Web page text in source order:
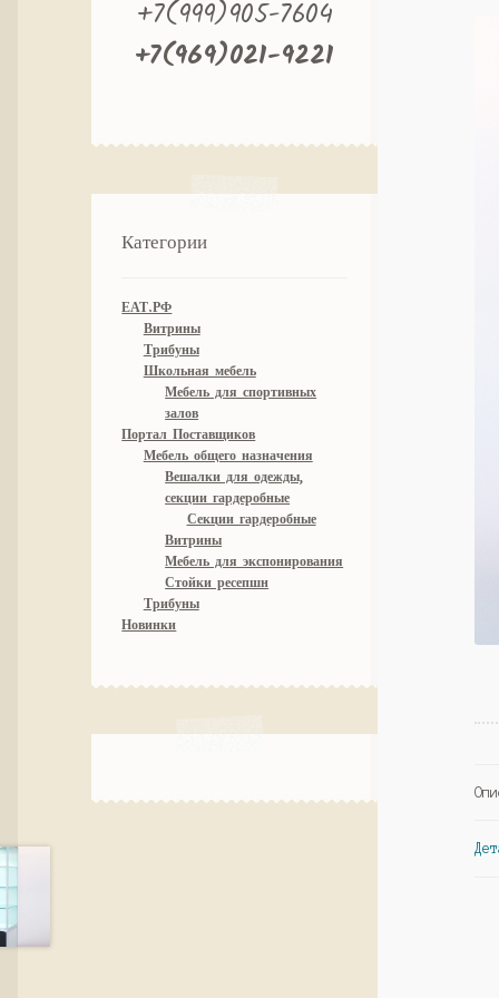
+7(999)905-7604
+7(969)021-9221
Категории
ЕАТ.РФ
Витрины
Трибуны
Школьная мебель
Мебель для спортивных
залов
Портал Поставщиков
Мебель общего назначения
Вешалки для одежды,
секции гардеробные
Секции гардеробные
Витрины
Мебель для экспонирования
Стойки ресепшн
Трибуны
Новинки